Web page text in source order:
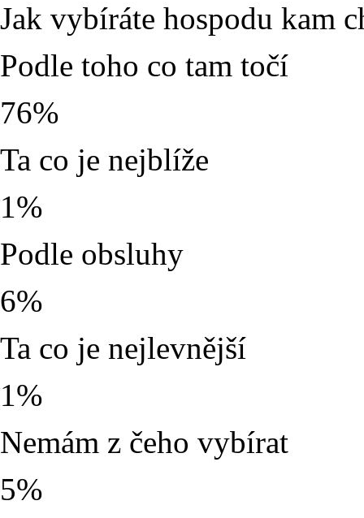
Jak vybíráte hospodu kam
Podle toho co tam točí
76%
Ta co je nejblíže
1%
Podle obsluhy
6%
Ta co je nejlevnější
1%
Nemám z čeho vybírat
5%